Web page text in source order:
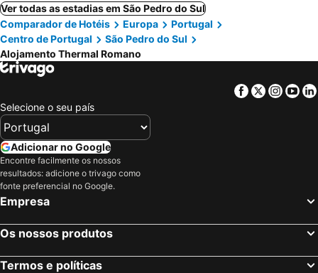
Ver todas as estadias em São Pedro do Sul
Comparador de Hotéis
Europa
Portugal
Centro de Portugal
São Pedro do Sul
Alojamento Thermal Romano
Facebook
Twitter
Selecione o seu país
Adicionar no Google
Encontre facilmente os nossos
resultados: adicione o trivago como
fonte preferencial no Google.
Empresa
Os nossos produtos
Termos e políticas